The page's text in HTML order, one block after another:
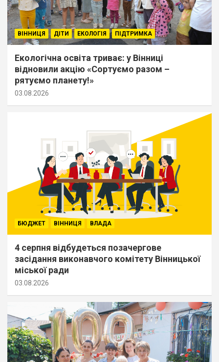
ВІННИЦЯ ДІТИ ЕКОЛОГІЯ ПІДТРИМКА
Екологічна освіта триває: у Вінниці
відновили акцію «Сортуємо разом –
рятуємо планету!»
03.08.2026
БЮДЖЕТ ВІННИЦЯ ВЛАДА
4 серпня відбудеться позачергове
засідання виконавчого комітету Вінницької
міської ради
03.08.2026